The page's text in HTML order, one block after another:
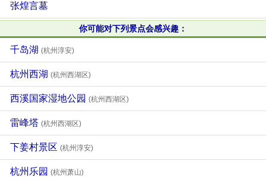
张煌言墓
你可能对下列景点会感兴趣：
千岛湖 (杭州淳安)
杭州西湖 (杭州西湖区)
西溪国家湿地公园 (杭州西湖区)
雷峰塔 (杭州西湖区)
下姜村景区 (杭州淳安)
杭州乐园 (杭州萧山)